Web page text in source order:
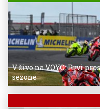
V živo na VOYO: Prvi
sezone